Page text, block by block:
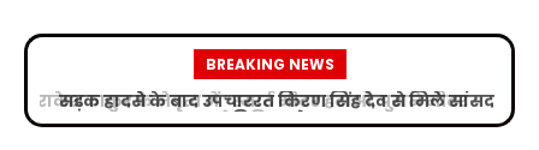
BREAKING NEWS
सड़क हादसे के बाद उपचाररत किरण सिंह देव से मिले सांसद
विजय बघेल